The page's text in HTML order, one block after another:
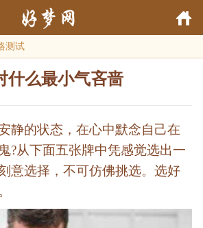
测试
什么最小气吝啬
静的状态，在心中默念自己在
?从下面五张牌中凭感觉选出一
意选择，不可仿佛挑选。选好